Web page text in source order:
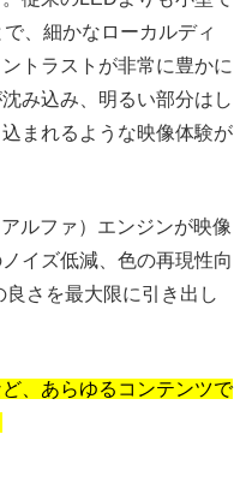
、細かなローカルディ
トラストが非常に豊かに
み込み、明るい部分はし
まれるような映像体験が
ルファ）エンジンが映像
イズ低減、色の再現性向
良さを最大限に引き出し
、あらゆるコンテンツで